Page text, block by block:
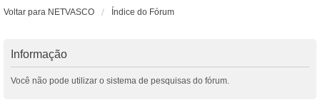
Voltar para NETVASCO
Índice do Fórum
Informação
Você não pode utilizar o sistema de pesquisas do fórum.